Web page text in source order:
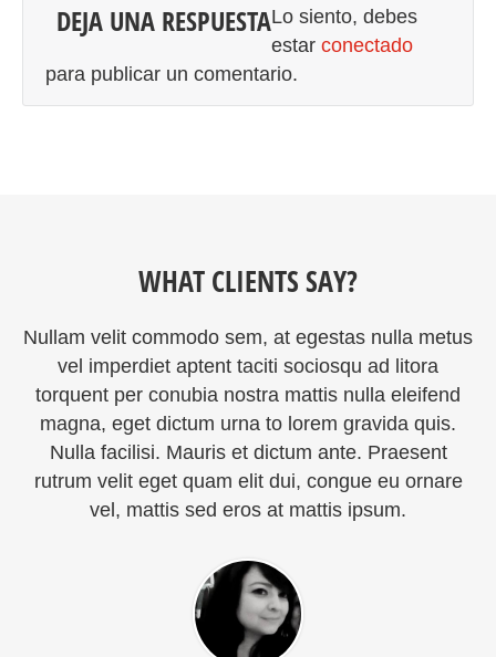
DEJA UNA RESPUESTALo siento, debes
estar conectado
para publicar un comentario.
WHAT CLIENTS SAY?
Nullam velit commodo sem, at egestas nulla metus
vel imperdiet aptent taciti sociosqu ad litora
torquent per conubia nostra mattis nulla eleifend
magna, eget dictum urna to lorem gravida quis.
Nulla facilisi. Mauris et dictum ante. Praesent
rutrum velit eget quam elit dui, congue eu ornare
vel, mattis sed eros at mattis ipsum.